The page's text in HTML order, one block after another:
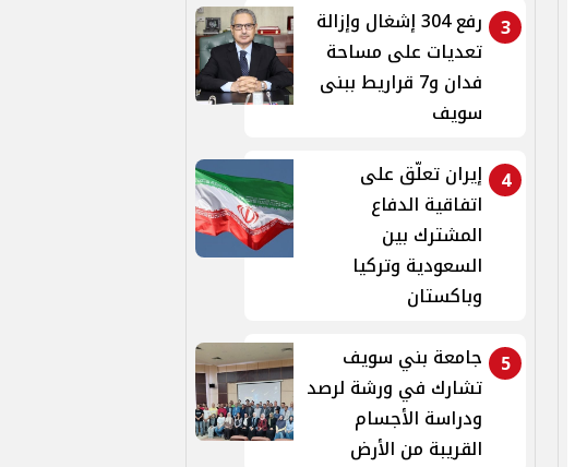
3
رفع 304 إشغال وإزالة
تعديات على مساحة
فدان و7 قراريط ببنى
سويف
4
إيران تعلّق على
اتفاقية الدفاع
المشترك بين
السعودية وتركيا
وباكستان
5
جامعة بني سويف
تشارك في ورشة لرصد
ودراسة الأجسام
القريبة من الأرض